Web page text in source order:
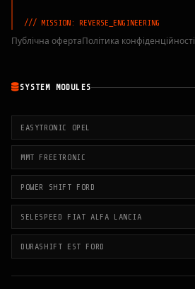
/// MISSION: REVERSE_ENGINEERING
Публічна офертаПолітика конфіденційності
SYSTEM MODULES
EASYTRONIC OPEL
MMT FREETRONIC
POWER SHIFT FORD
SELESPEED FIAT ALFA LANCIA
DURASHIFT EST FORD